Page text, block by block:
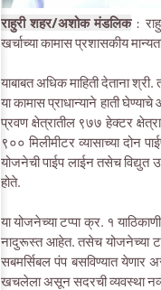
राहुरी शहर/अशोक मंडलिक:
खर्चाच्या कामास प्रशासकीय
याबाबत अधिक माहिती देताना
या कामास प्राधान्याने हाती
प्रवण क्षेत्रातील ९७७ हेक्टर
९०० मिलीमीटर व्यासाच्या दोन
योजनेची पाईप लाईन तसेच विद्युत
होते.
या योजनेच्या टप्पा क्र. १
नादुरूस्त आहेत. तसेच योजनेच्या
सबमर्सिबल पंप बसविण्यात येणार
खचलेला असून सदरची व्यवस्था